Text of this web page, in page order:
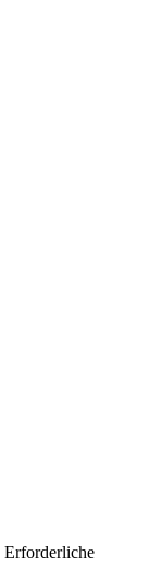
Erforderliche